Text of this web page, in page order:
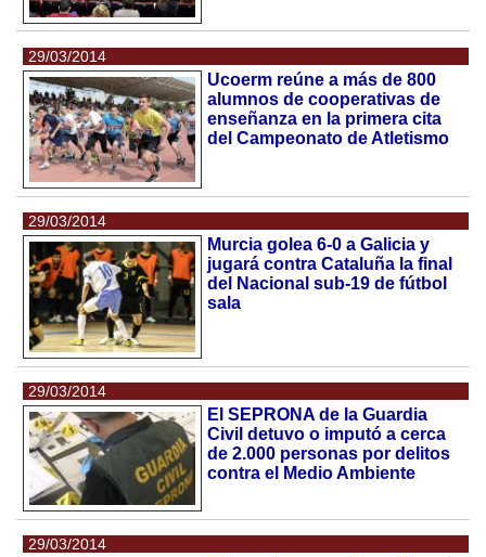
29/03/2014
Ucoerm reúne a más de 800
alumnos de cooperativas de
enseñanza en la primera cita
del Campeonato de Atletismo
29/03/2014
Murcia golea 6-0 a Galicia y
jugará contra Cataluña la final
del Nacional sub-19 de fútbol
sala
29/03/2014
El SEPRONA de la Guardia
Civil detuvo o imputó a cerca
de 2.000 personas por delitos
contra el Medio Ambiente
29/03/2014